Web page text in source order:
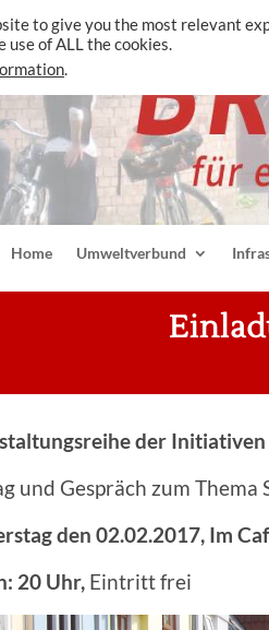
Home Umweltverbund
der Initiativen
und Gespräch zum
den 02.02.2017, Im
20 Uhr, Eintritt frei
to give you the most relevant
use of ALL the cookies.
.